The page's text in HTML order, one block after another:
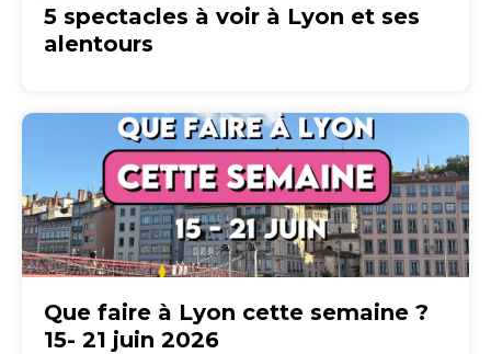
5 spectacles à voir à Lyon et ses
alentours
Que faire à Lyon cette semaine ?
15- 21 juin 2026